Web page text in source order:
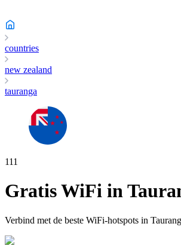
countries
new zealand
tauranga
111
Gratis WiFi in
Verbind met de beste WiFi-hotspots in